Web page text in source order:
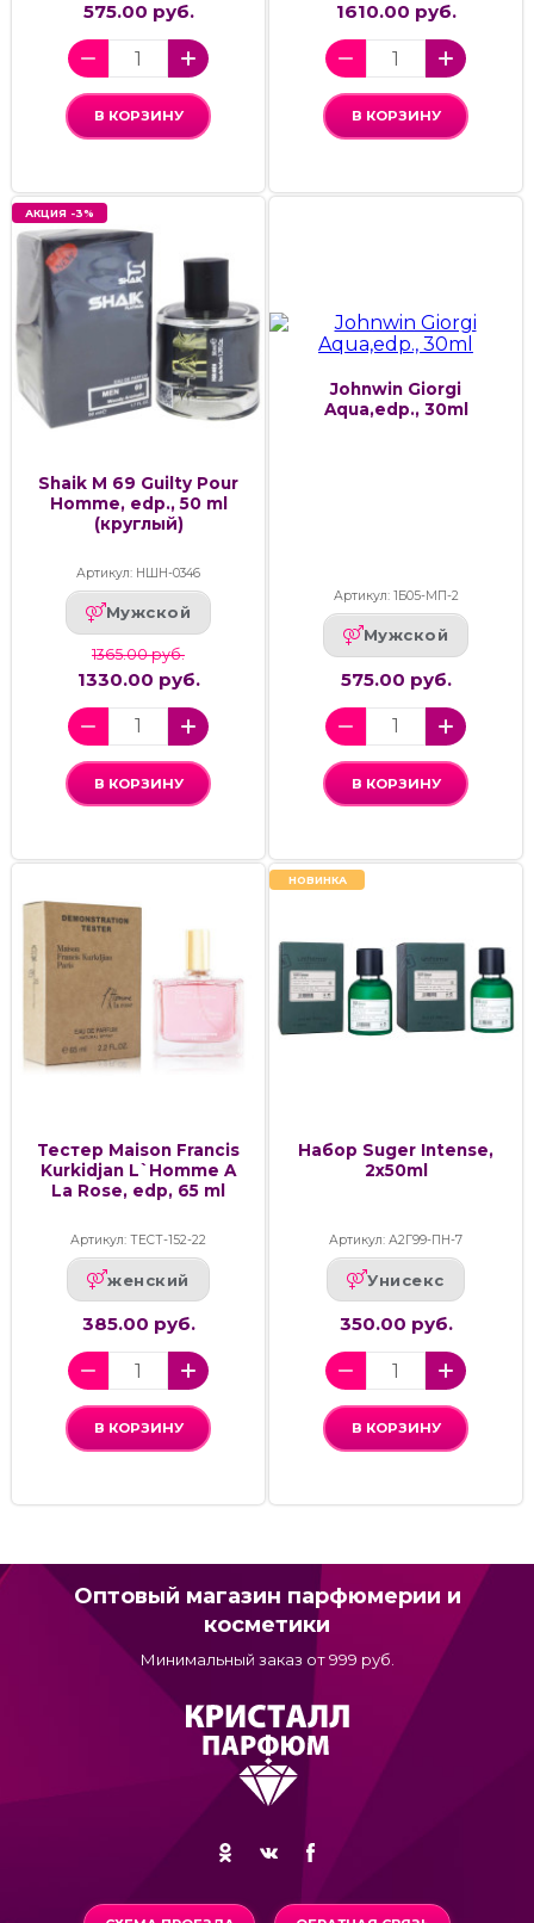
575.00 руб.
В КОРЗИНУ
1610.00 руб.
В КОРЗИНУ
АКЦИЯ -3%
Shaik M 69 Guilty Pour
Homme, edp., 50 ml
(круглый)
Артикул: НШН-0346
Мужской
1365.00 руб.
1330.00 руб.
В КОРЗИНУ
Johnwin Giorgi
Aqua,edp., 30ml
Артикул: 1Б05-МП-2
Мужской
575.00 руб.
В КОРЗИНУ
Тестер Maison Francis
Kurkidjan L`Homme A
La Rose, edp, 65 ml
Артикул: ТЕСТ-152-22
женский
385.00 руб.
В КОРЗИНУ
НОВИНКА
Набор Suger Intense,
2x50ml
Артикул: А2Г99-ПН-7
Унисекс
350.00 руб.
В КОРЗИНУ
Оптовый магазин парфюмерии и
косметики
Минимальный заказ от 999 руб.